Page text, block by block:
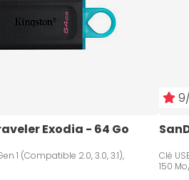
Exodia - 64 Go
1 (Compatible 2.0, 3.0, 3.1),
Clé
150